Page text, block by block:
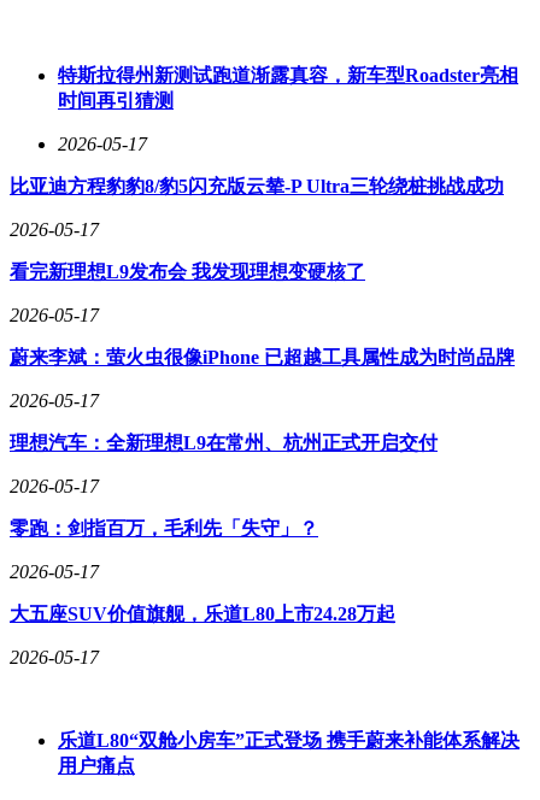
RA626H动力单元的阿斯顿·马丁沙特阿美F1车队AMR26赛
车，与MotoGP六冠王RC213V赛车共同构成赛道技术巅峰的
的坐姿与操控特性。展区内陈列的迈凯伦Honda MP4/5赛车零
部件，将机械美学转化为可穿戴的艺术品，让赛道精神融入日
域的全面布局，更通过沉浸式体验设计，让不同需求的观众都
台将持续开放，等待所有热爱自由移动的人们前来探索。
特斯拉得州新测试跑道渐露真容，新车型Roadster亮相
时间再引猜测
2026-05-17
比亚迪方程豹豹8/豹5闪充版云辇-P Ultra三轮绕桩挑战成功
2026-05-17
看完新理想L9发布会 我发现理想变硬核了
2026-05-17
蔚来李斌：萤火虫很像iPhone 已超越工具属性成为时尚品牌
2026-05-17
理想汽车：全新理想L9在常州、杭州正式开启交付
2026-05-17
零跑：剑指百万，毛利先「失守」？
2026-05-17
大五座SUV价值旗舰，乐道L80上市24.28万起
2026-05-17
乐道L80“双舱小房车”正式登场 携手蔚来补能体系解决
用户痛点